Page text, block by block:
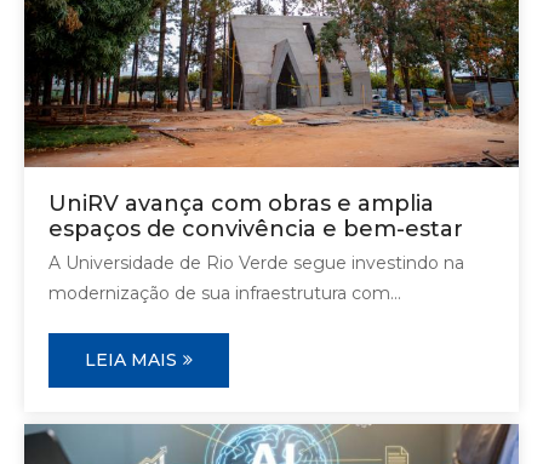
UniRV avança com obras e amplia
espaços de convivência e bem-estar
A Universidade de Rio Verde segue investindo na
modernização de sua infraestrutura com...
LEIA MAIS